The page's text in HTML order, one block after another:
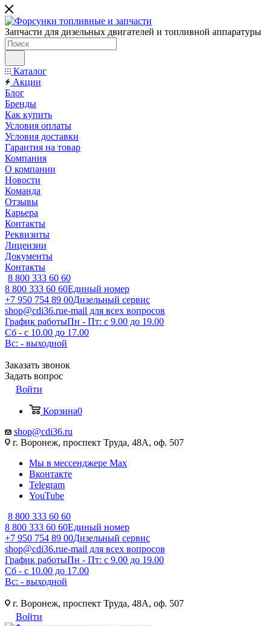
Запчасти для дизельных двигателей и топливной аппаратуры
Каталог
Акции
Блог
Бренды
Как купить
Условия оплаты
Условия доставки
Гарантия на товар
Компания
О компании
Новости
Команда
Отзывы
Карьера
Контакты
Реквизиты
Лицензии
Документы
Контакты
8 800 333 60 60
8 800 333 60 60Единый номер
+7 950 754 89 00Дизельный сервис
shop@cdi36.rue-mail для всех вопросов
График работыПн - Пт: с 9.00 до 19.00
Сб - с 10.00 до 17.00
Вс: - выходной
Заказать звонок
Задать вопрос
Войти
Корзина0
shop@cdi36.ru
г. Воронеж, проспект Труда, 48А, оф. 507
Мы в мессенджере Max
Вконтакте
Telegram
YouTube
8 800 333 60 60
8 800 333 60 60Единый номер
+7 950 754 89 00Дизельный сервис
shop@cdi36.rue-mail для всех вопросов
График работыПн - Пт: с 9.00 до 19.00
Сб - с 10.00 до 17.00
Вс: - выходной
г. Воронеж, проспект Труда, 48А, оф. 507
Войти